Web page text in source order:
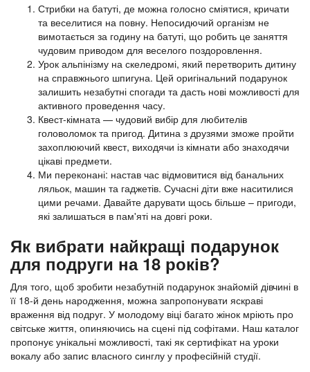
Стрибки на батуті, де можна голосно сміятися, кричати
та веселитися на повну. Непосидючий організм не
вимотається за годину на батуті, що робить це заняття
чудовим приводом для веселого поздоровлення.
Урок альпінізму на скеледромі, який перетворить дитину
на справжнього шпигуна. Цей оригінальний подарунок
залишить незабутні спогади та дасть нові можливості для
активного проведення часу.
Квест-кімната — чудовий вибір для любителів
головоломок та пригод. Дитина з друзями зможе пройти
захоплюючий квест, виходячи із кімнати або знаходячи
цікаві предмети.
Ми переконані: настав час відмовитися від банальних
ляльок, машин та гаджетів. Сучасні діти вже наситилися
цими речами. Давайте дарувати щось більше – пригоди,
які залишаться в пам'яті на довгі роки.
Як вибрати найкращі подарунок
для подруги на 18 років?
Для того, щоб зробити незабутній подарунок знайомій дівчині в
її 18-й день народження, можна запропонувати яскраві
враження від подруг. У молодому віці багато жінок мріють про
світське життя, опиняючись на сцені під софітами. Наш каталог
пропонує унікальні можливості, такі як сертифікат на уроки
вокалу або запис власного синглу у професійній студії.